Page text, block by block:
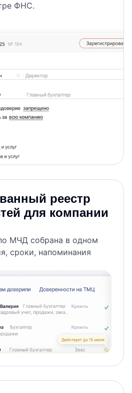
ФНС.
реестр
для компании
МЧД собрана в одном
сроки, напоминания